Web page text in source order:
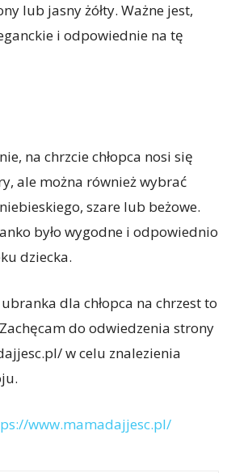
lub jasny żółty. Ważne jest,
i odpowiednie na tę
na chrzcie chłopca nosi się
ale można również wybrać
szare lub beżowe.
było wygodne i odpowiednio
dziecka.
dla chłopca na chrzest to
do odwiedzenia strony
w celu znalezienia
www.mamadajjesc.pl/